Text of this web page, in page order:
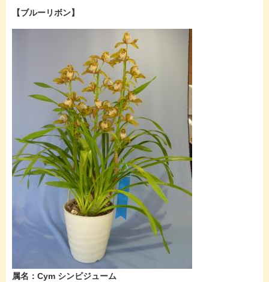
【ブルーリボン】
属名：Cym シンビジューム